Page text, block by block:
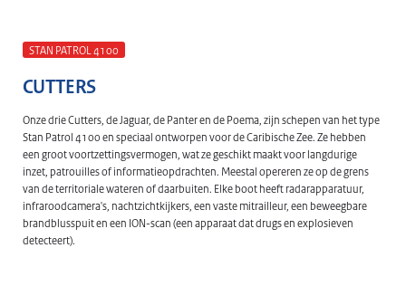
STAN PATROL 4100
CUTTERS
Onze drie Cutters, de Jaguar, de Panter en de Poema, zijn schepen van het type
Stan Patrol 4100 en speciaal ontworpen voor de Caribische Zee. Ze hebben
een groot voortzettingsvermogen, wat ze geschikt maakt voor langdurige
inzet, patrouilles of informatieopdrachten. Meestal opereren ze op de grens
van de territoriale wateren of daarbuiten. Elke boot heeft radarapparatuur,
infraroodcamera's, nachtzichtkijkers, een vaste mitrailleur, een beweegbare
brandblusspuit en een ION-scan (een apparaat dat drugs en explosieven
detecteert).